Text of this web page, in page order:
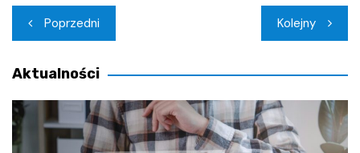
Nawigacja
wpisu
Poprzedni Kolejny
Aktualności